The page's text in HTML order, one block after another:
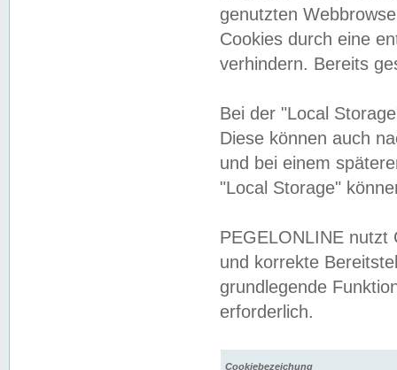
genutzten
Cookies durch eine
verhindern. Bereits
Bei der "Local
Diese können auch
und bei einem
"Local Storage"
PEGELONLINE nutzt
und korrekte
grundlegende
erforderlich.
Cookiebezeichung